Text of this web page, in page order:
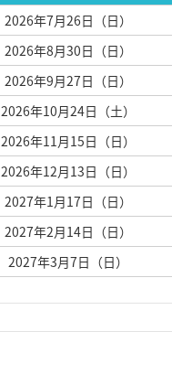
2026年7月26日（日）
2026年8月30日（日）
2026年9月27日（日）
2026年10月24日（土）
2026年11月15日（日）
2026年12月13日（日）
2027年1月17日（日）
2027年2月14日（日）
2027年3月7日（日）